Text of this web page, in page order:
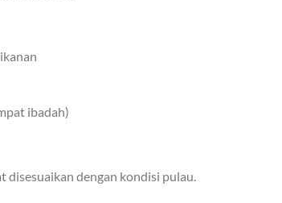
ibadah)
disesuaikan dengan kondisi pulau.